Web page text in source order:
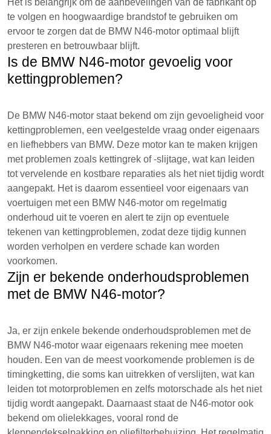
Het is belangrijk om de aanbevelingen van de fabrikant op
te volgen en hoogwaardige brandstof te gebruiken om
ervoor te zorgen dat de BMW N46-motor optimaal blijft
presteren en betrouwbaar blijft.
Is de BMW N46-motor gevoelig voor
kettingproblemen?
De BMW N46-motor staat bekend om zijn gevoeligheid voor
kettingproblemen, een veelgestelde vraag onder eigenaars
en liefhebbers van BMW. Deze motor kan te maken krijgen
met problemen zoals kettingrek of -slijtage, wat kan leiden
tot vervelende en kostbare reparaties als het niet tijdig wordt
aangepakt. Het is daarom essentieel voor eigenaars van
voertuigen met een BMW N46-motor om regelmatig
onderhoud uit te voeren en alert te zijn op eventuele
tekenen van kettingproblemen, zodat deze tijdig kunnen
worden verholpen en verdere schade kan worden
voorkomen.
Zijn er bekende onderhoudsproblemen
met de BMW N46-motor?
Ja, er zijn enkele bekende onderhoudsproblemen met de
BMW N46-motor waar eigenaars rekening mee moeten
houden. Een van de meest voorkomende problemen is de
timingketting, die soms kan uitrekken of verslijten, wat kan
leiden tot motorproblemen en zelfs motorschade als het niet
tijdig wordt aangepakt. Daarnaast staat de N46-motor ook
bekend om olielekkages, vooral rond de